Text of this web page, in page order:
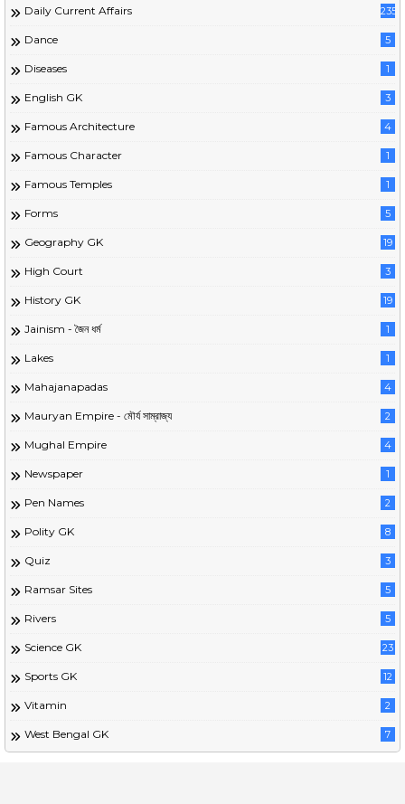
Daily Current Affairs 235
Dance 5
Diseases 1
English GK 3
Famous Architecture 4
Famous Character 1
Famous Temples 1
Forms 5
Geography GK 19
High Court 3
History GK 19
Jainism - জৈন ধর্ম 1
Lakes 1
Mahajanapadas 4
Mauryan Empire - মৌর্য সাম্রাজ্য 2
Mughal Empire 4
Newspaper 1
Pen Names 2
Polity GK 8
Quiz 3
Ramsar Sites 5
Rivers 5
Science GK 23
Sports GK 12
Vitamin 2
West Bengal GK 7